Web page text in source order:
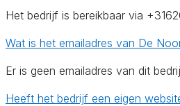
Het bedrijf is bereikbaar via
Wat is het emailadres van De
Er is geen emailadres van dit
Heeft het bedrijf een eigen